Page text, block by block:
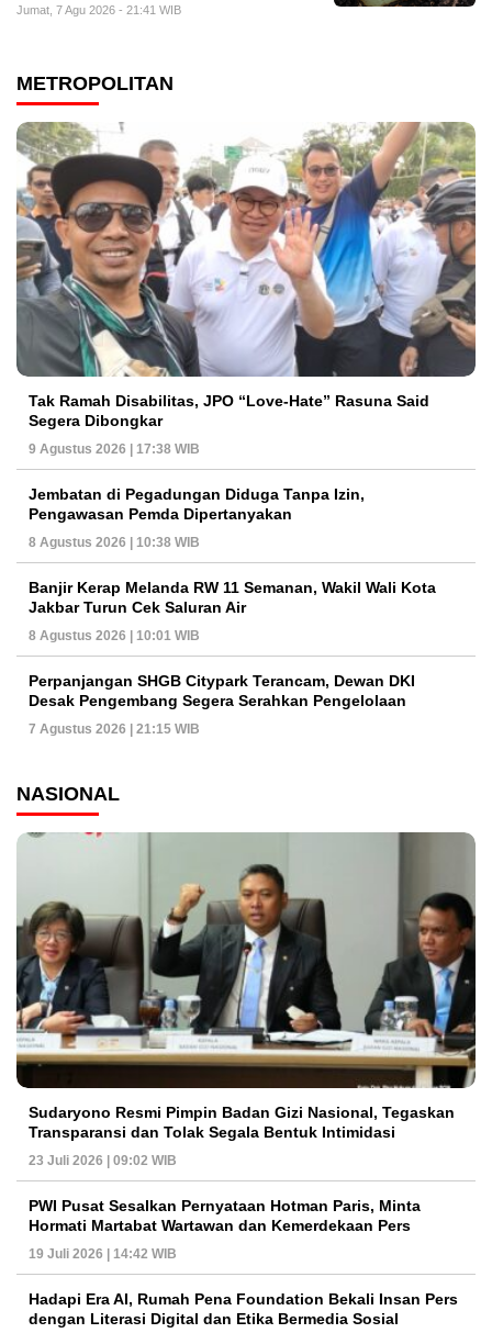
Jumat, 7 Agu 2026 - 21:41 WIB
METROPOLITAN
Tak Ramah Disabilitas, JPO “Love-Hate” Rasuna Said
Segera Dibongkar
9 Agustus 2026 | 17:38 WIB
Jembatan di Pegadungan Diduga Tanpa Izin,
Pengawasan Pemda Dipertanyakan
8 Agustus 2026 | 10:38 WIB
Banjir Kerap Melanda RW 11 Semanan, Wakil Wali Kota
Jakbar Turun Cek Saluran Air
8 Agustus 2026 | 10:01 WIB
Perpanjangan SHGB Citypark Terancam, Dewan DKI
Desak Pengembang Segera Serahkan Pengelolaan
7 Agustus 2026 | 21:15 WIB
NASIONAL
Sudaryono Resmi Pimpin Badan Gizi Nasional, Tegaskan
Transparansi dan Tolak Segala Bentuk Intimidasi
23 Juli 2026 | 09:02 WIB
PWI Pusat Sesalkan Pernyataan Hotman Paris, Minta
Hormati Martabat Wartawan dan Kemerdekaan Pers
19 Juli 2026 | 14:42 WIB
Hadapi Era AI, Rumah Pena Foundation Bekali Insan Pers
dengan Literasi Digital dan Etika Bermedia Sosial